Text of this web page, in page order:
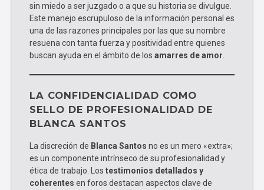
sin miedo a ser juzgado o a que su historia se divulgue.
Este manejo escrupuloso de la información personal es
una de las razones principales por las que su nombre
resuena con tanta fuerza y positividad entre quienes
buscan ayuda en el ámbito de los amarres de amor
LA CONFIDENCIALIDAD COMO
SELLO DE PROFESIONALIDAD DE
BLANCA SANTOS
La discreción de Blanca Santos no es un mero «extra»;
es un componente intrínseco de su profesionalidad y
ética de trabajo. Los testimonios detallados y
coherentes en foros destacan aspectos clave de